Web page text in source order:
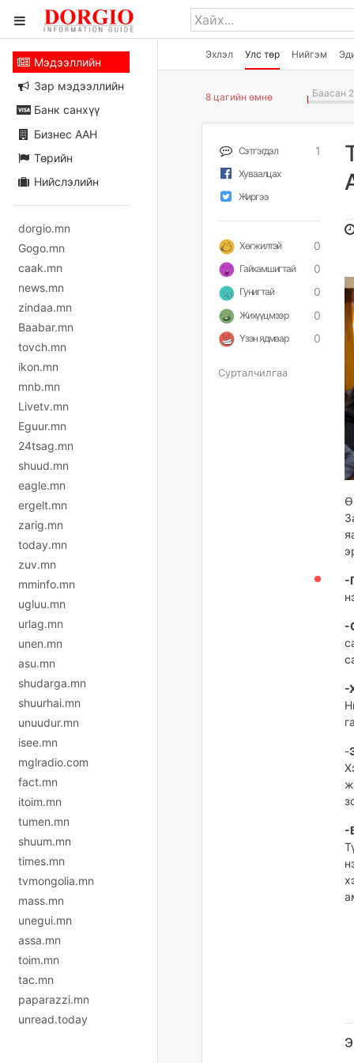
Эхлэл Улс төр Нийгэм
Мэдээллийн
Зар мэдээллийн
Банк санхүү
Бизнес ААН
Төрийн
Нийслэлийн
dorgio.mn
Gogo.mn
caak.mn
news.mn
zindaa.mn
Baabar.mn
tovch.mn
ikon.mn
mnb.mn
Livetv.mn
Eguur.mn
24tsag.mn
shuud.mn
eagle.mn
ergelt.mn
zarig.mn
today.mn
zuv.mn
mminfo.mn
ugluu.mn
urlag.mn
unen.mn
asu.mn
shudarga.mn
shuurhai.mn
unuudur.mn
isee.mn
mglradio.com
fact.mn
itoim.mn
tumen.mn
shuum.mn
times.mn
tvmongolia.mn
mass.mn
unegui.mn
assa.mn
toim.mn
tac.mn
paparazzi.mn
unread.today
8 цагийн өмнө Баасан
Сэтгэгдэл 1
Хуваалцах
Жиргээ
Хөгжилтэй 0
Гайхамшигтай 0
Гунигтай 0
Жихүүцмээр 0
Үзэн ядмаар 0
Сурталчилгаа
-
-
-
-
-